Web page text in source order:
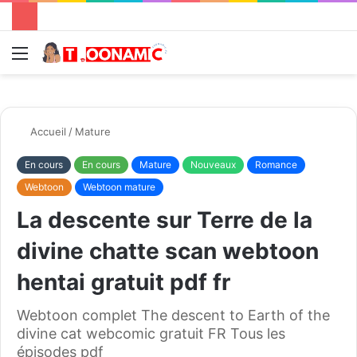
Menu
Accueil / Mature
En cours En cours Mature Nouveaux
Romance
Webtoon
Webtoon mature
La descente sur Terre de la
divine chatte scan webtoon
hentai gratuit pdf fr
Webtoon complet The descent to Earth of the
divine cat webcomic gratuit FR Tous les
épisodes pdf